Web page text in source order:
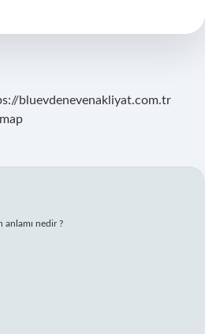
bluevdenevenakliyat.com.tr
anlamı nedir ?